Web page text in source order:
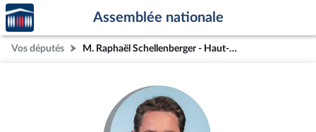
Aller au contenu
Aller en bas de la page
Accèder
à la
page
d'accueil
Assemblée nationale
Vos députés M. Raphaël Schellenberger - Haut-Rhin (4e circonscription)